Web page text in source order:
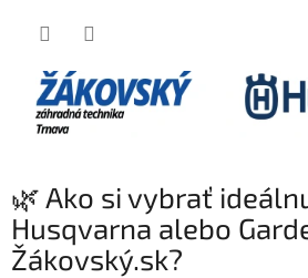
🌿 Ako si vybrať
Husqvarna alebo
Žákovský.sk?